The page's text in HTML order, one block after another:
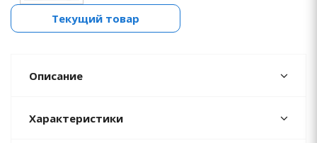
Текущий товар
Описание
Характеристики